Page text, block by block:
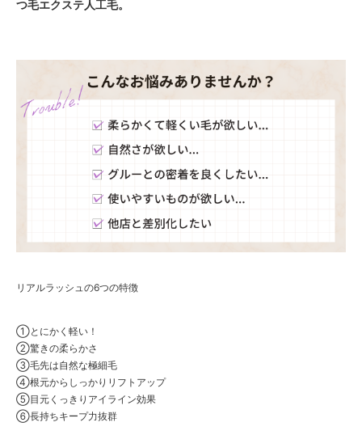
つ毛エクステ人工毛。
リアルラッシュの6つの特徴
①とにかく軽い！
②驚きの柔らかさ
③毛先は自然な極細毛
④根元からしっかりリフトアップ
⑤目元くっきりアイライン効果
⑥長持ちキープ力抜群